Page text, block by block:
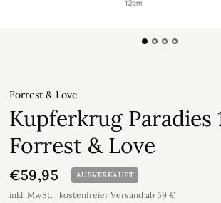
Forrest & Love
Kupferkrug Paradies
Forrest & Love
€59,95 AUSVERKAUFT
inkl. MwSt. | kostenfreier Versand ab 59 €